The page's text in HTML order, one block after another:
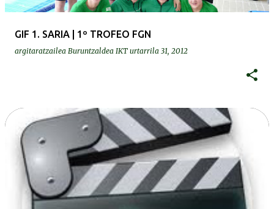
GIF 1. SARIA | 1º TROFEO FGN
argitaratzailea Buruntzaldea IKT urtarrila 31, 2012